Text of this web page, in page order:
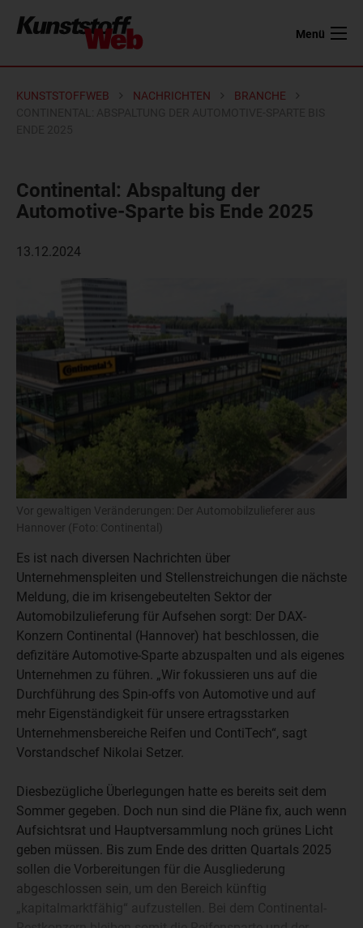
Menü
KUNSTSTOFFWEB NACHRICHTEN
BRANCHE
Continental: Abspaltung der
Automotive-Sparte bis Ende 2025
13.12.2024
Vor gewaltigen Veränderungen: Der Automobilzulieferer aus
Hannover (Foto: Continental)
Es ist nach diversen Nachrichten über
Unternehmenspleiten und Stellenstreichungen die nächste
Meldung, die im krisengebeutelten Sektor der
Automobilzulieferung für Aufsehen sorgt: Der DAX-
Konzern Continental (Hannover) hat beschlossen, die
defizitäre Automotive-Sparte abzuspalten und als eigenes
Unternehmen zu führen. „Wir fokussieren uns auf die
Durchführung des Spin-offs von Automotive und auf
mehr Eigenständigkeit für unsere ertragsstarken
Unternehmensbereiche Reifen und ContiTech“, sagt
Vorstandschef Nikolai Setzer.
Diesbezügliche Überlegungen hatte es bereits seit dem
Sommer gegeben. Doch nun sind die Pläne fix, auch wenn
Aufsichtsrat und Hauptversammlung noch grünes Licht
geben müssen. Bis zum Ende des dritten Quartals 2025
sollen die Vorbereitungen für die Ausgliederung
abgeschlossen sein, um den Bereich künftig
„kapitalmarktfähig“ aufzustellen. Bei dem Continental-